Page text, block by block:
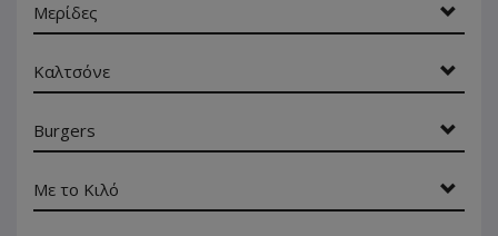
Μερίδες
Καλτσόνε
Burgers
Με το Κιλό